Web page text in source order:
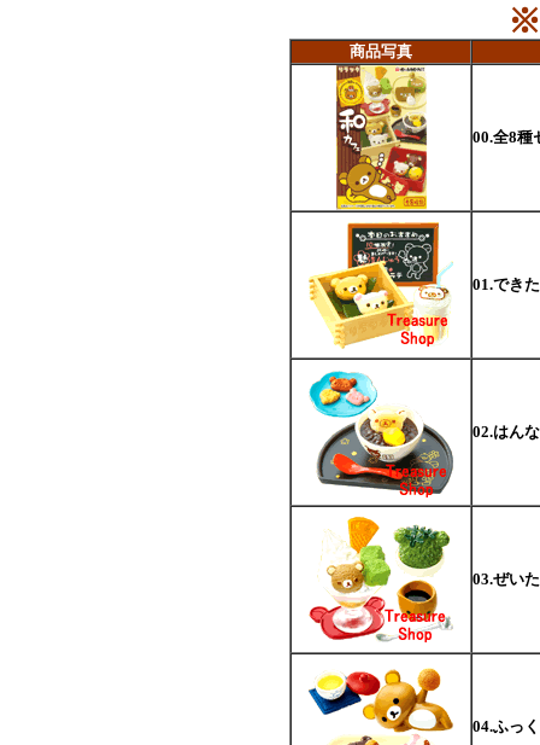
※
商品写真
00.全8種
01.でき
02.はん
03.ぜい
04.ふっ